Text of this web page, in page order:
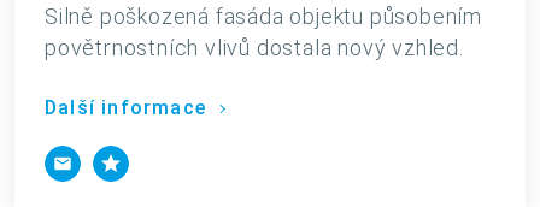
Silně poškozená fasáda objektu působením
povětrnostních vlivů dostala nový vzhled.
Další informace